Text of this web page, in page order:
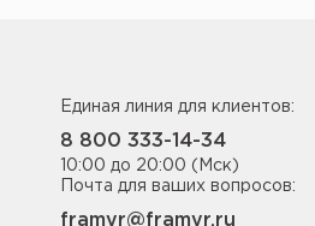
Единая линия для клиентов:
8 800 333-14-34
10:00 до 20:00 (Мск)
Почта для ваших вопросов:
framyr@framyr.ru